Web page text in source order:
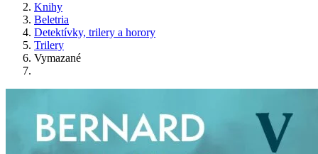
Knihy
Beletria
Detektívky, trilery a horory
Trilery
Vymazané